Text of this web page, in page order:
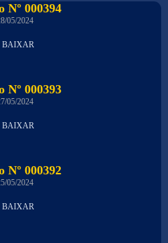
Nº 000394
05/2024
BAIXAR
Nº 000393
05/2024
BAIXAR
Nº 000392
05/2024
BAIXAR